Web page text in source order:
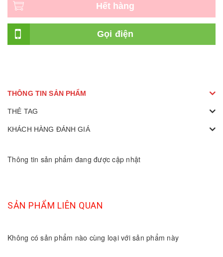
Hết hàng
Gọi điện
THÔNG TIN SẢN PHẨM
THẺ TAG
KHÁCH HÀNG ĐÁNH GIÁ
Thông tin sản phẩm đang được cập nhật
SẢN PHẨM LIÊN QUAN
Không có sản phẩm nào cùng loại với sản phẩm này